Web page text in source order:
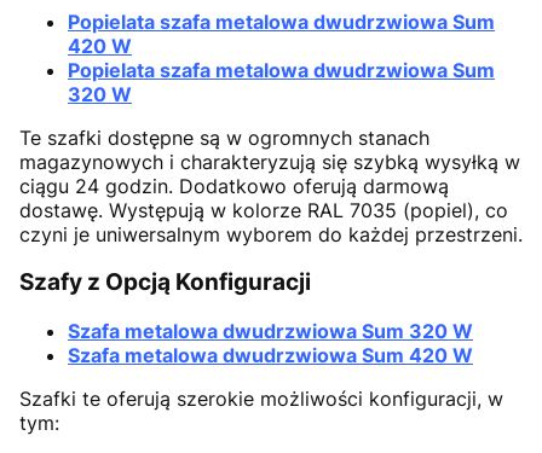
Popielata szafa metalowa dwudrzwiowa Sum
420 W
Popielata szafa metalowa dwudrzwiowa Sum
320 W
Te szafki dostępne są w ogromnych stanach
magazynowych i charakteryzują się szybką wysyłką w
ciągu 24 godzin. Dodatkowo oferują darmową
dostawę. Występują w kolorze RAL 7035 (popiel), co
czyni je uniwersalnym wyborem do każdej przestrzeni.
Szafy z Opcją Konfiguracji
Szafa metalowa dwudrzwiowa Sum 320 W
Szafa metalowa dwudrzwiowa Sum 420 W
Szafki te oferują szerokie możliwości konfiguracji, w
tym: